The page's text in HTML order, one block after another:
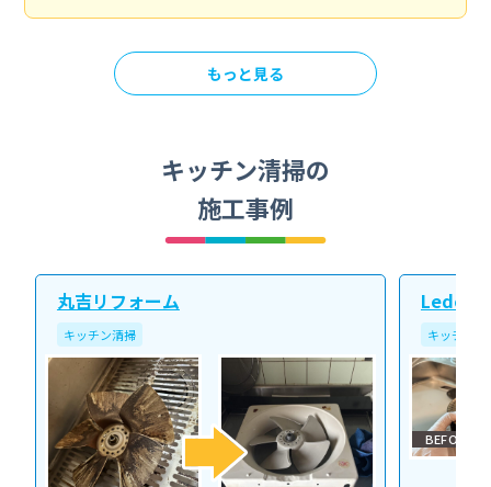
もっと見る
キッチン清掃の
施工事例
丸吉リフォーム
キッチン清掃
Ledope
キッチン清
BEFORE